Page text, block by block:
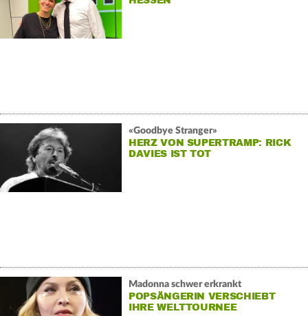
«Goodbye Stranger»
HERZ VON SUPERTRAMP: RICK
DAVIES IST TOT
Madonna schwer erkrankt
POPSÄNGERIN VERSCHIEBT
IHRE WELTTOURNEE